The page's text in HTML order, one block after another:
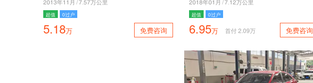
5043年44月 /6.16万公里
超值
0过户
5.18万 免费咨询
5049年04月 /6.45万公里
超值
0过户
6.95万 首付2.09万 免费咨询